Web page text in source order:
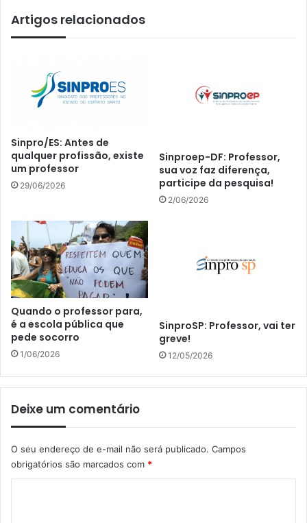
Artigos relacionados
Sinpro/ES: Antes de
qualquer profissão, existe
um professor
29/06/2026
Sinproep-DF: Professor,
sua voz faz diferença,
participe da pesquisa!
2/06/2026
Quando o professor para,
é a escola pública que
pede socorro
1/06/2026
SinproSP: Professor, vai ter
greve!
12/05/2026
Deixe um comentário
O seu endereço de e-mail não será publicado. Campos
obrigatórios são marcados com *